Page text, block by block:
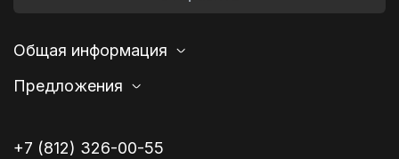
Общая информация
Предложения
+7 (812) 326-00-55